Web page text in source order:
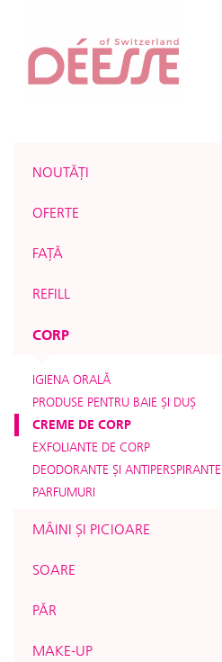
NOUTĂȚI
OFERTE
FAȚĂ
REFILL
CORP
IGIENA ORALĂ
PRODUSE PENTRU BAIE ŞI DUŞ
CREME DE CORP
EXFOLIANTE DE CORP
DEODORANTE ȘI ANTIPERSPIRANTE
PARFUMURI
MÂINI ȘI PICIOARE
SOARE
PĂR
MAKE-UP